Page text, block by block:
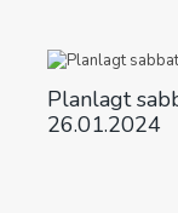
Planlagt
26.01.2024